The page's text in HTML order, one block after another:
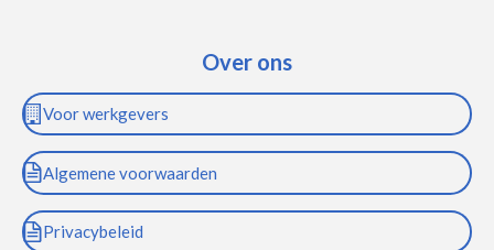
Over ons
Voor werkgevers
Algemene voorwaarden
Privacybeleid